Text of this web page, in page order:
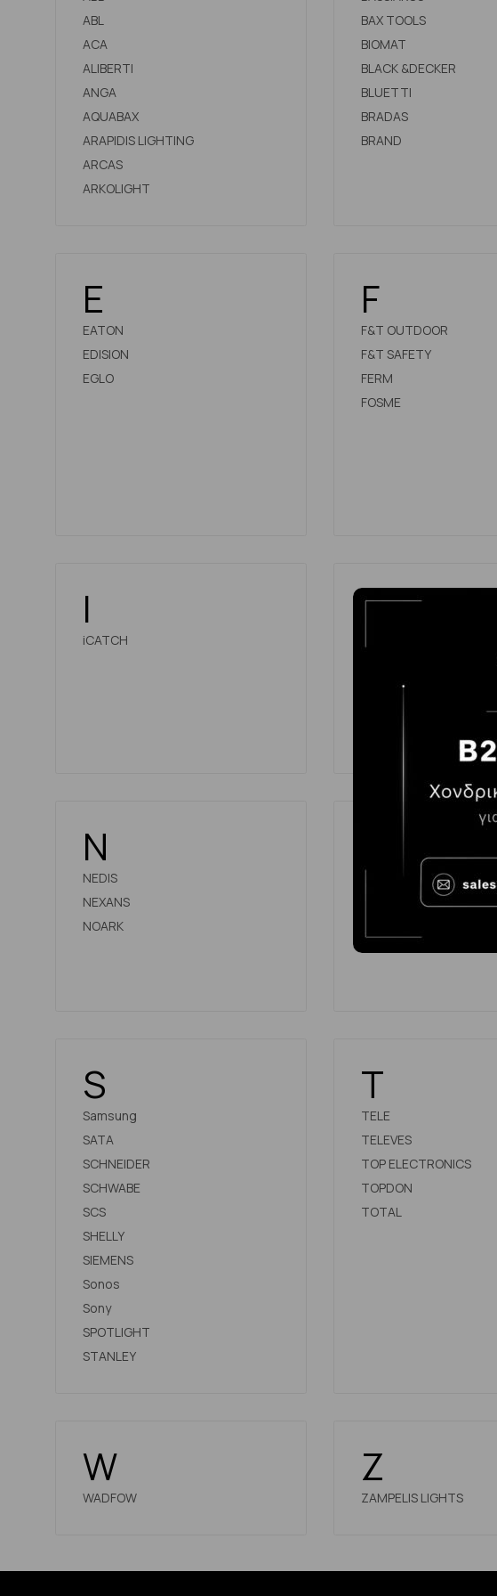
ABL
ACA
ALIBERTI
ANGA
AQUABAX
ARAPIDIS LIGHTING
ARCAS
ARKOLIGHT
BAX TOOLS
BIOMAT
BLACK &DECKER
BLUETTI
BRADAS
BRAND
E
EATON
EDISION
EGLO
F
F&T OUTDOOR
F&T SAFETY
FERM
FOSME
I
iCATCH
K
N
NEDIS
NEXANS
NOARK
OLYMPIA ELECTRONICS
S
Samsung
SATA
SCHNEIDER
SCHWABE
SCS
SHELLY
SIEMENS
Sonos
Sony
SPOTLIGHT
STANLEY
T
TELE
TELEVES
TOP ELECTRONICS
TOPDON
TOTAL
W
WADFOW
Z
ZAMPELIS LIGHTS